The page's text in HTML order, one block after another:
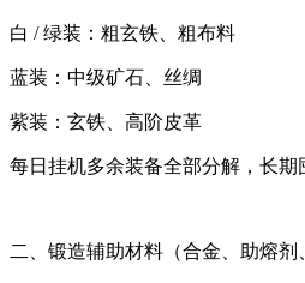
白 / 绿装：粗玄铁、粗布料
蓝装：中级矿石、丝绸
紫装：玄铁、高阶皮革
每日挂机多余装备全部分解，长期
二、锻造辅助材料（合金、助熔剂